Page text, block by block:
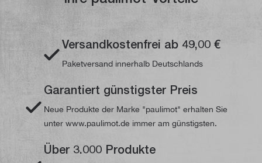
Versandkostenfrei ab 49,00 €
Paketversand innerhalb Deutschlands
Garantiert günstigster Preis
Neue Produkte der Marke "paulimot" erhalten Sie
unter www.paulimot.de immer am günstigsten.
Über 3.000 Produkte